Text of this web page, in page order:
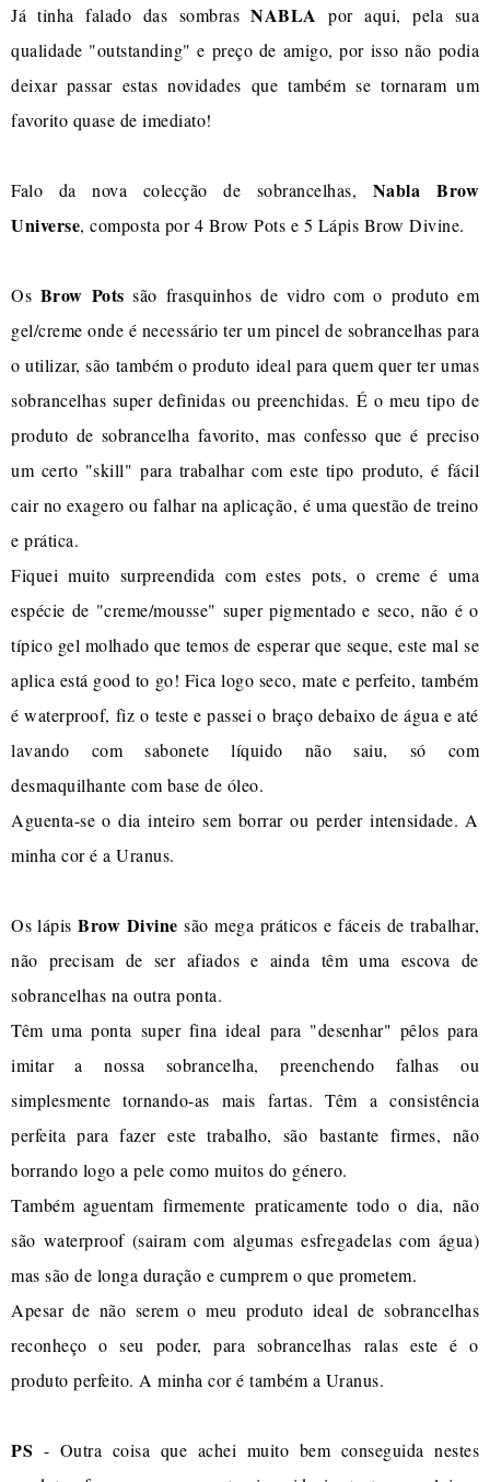
Já tinha falado das sombrasNABLApor aqui, pela sua
qualidade "outstanding" e preço de amigo, por isso não podia
deixar passar estas novidades que também se tornaram um
favorito quase de imediato!
Falo da nova colecção de sobrancelhas, Nabla Brow
Universe, composta por 4 Brow Pots e 5 Lápis Brow Divine.
Os Brow Pots são frasquinhos de vidro com o produto em
gel/creme onde é necessário ter um pincel de sobrancelhas para
o utilizar, são também o produto ideal para quem quer ter umas
sobrancelhas super definidas ou preenchidas. É o meu tipo de
produto de sobrancelha favorito, mas confesso que é preciso
um certo "skill" para trabalhar com este tipo produto, é fácil
cair no exagero ou falhar na aplicação, é uma questão de treino
e prática.
Fiquei muito surpreendida com estes pots, o creme é uma
espécie de "creme/mousse" super pigmentado e seco, não é o
típico gel molhado que temos de esperar que seque, este mal se
aplica está good to go! Fica logo seco, mate e perfeito, também
é waterproof, fiz o teste e passei o braço debaixo de água e até
lavando com sabonete líquido não saiu, só com
desmaquilhante com base de óleo.
Aguenta-se o dia inteiro sem borrar ou perder intensidade. A
minha cor é a Uranus.
Os lápisBrow Divine são mega práticos e fáceis de trabalhar,
não precisam de ser afiados e ainda têm uma escova de
sobrancelhas na outra ponta.
Têm uma ponta super fina ideal para "desenhar" pêlos para
imitar a nossa sobrancelha, preenchendo falhas ou
simplesmente tornando-as mais fartas. Têm a consistência
perfeita para fazer este trabalho, são bastante firmes, não
borrando logo a pele como muitos do género.
Também aguentam firmemente praticamente todo o dia, não
são waterproof (sairam com algumas esfregadelas com água)
mas são de longa duração e cumprem o que prometem.
Apesar de não serem o meu produto ideal de sobrancelhas
reconheço o seu poder, para sobrancelhas ralas este é o
produto perfeito. A minha cor é também a Uranus.
PS - Outra coisa que achei muito bem conseguida nestes